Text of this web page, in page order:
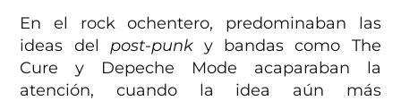
En el rock ochentero, predominaban las
ideas del post-punky bandas como The
Cure y Depeche Mode acaparaban la
atención, cuando la idea aún más